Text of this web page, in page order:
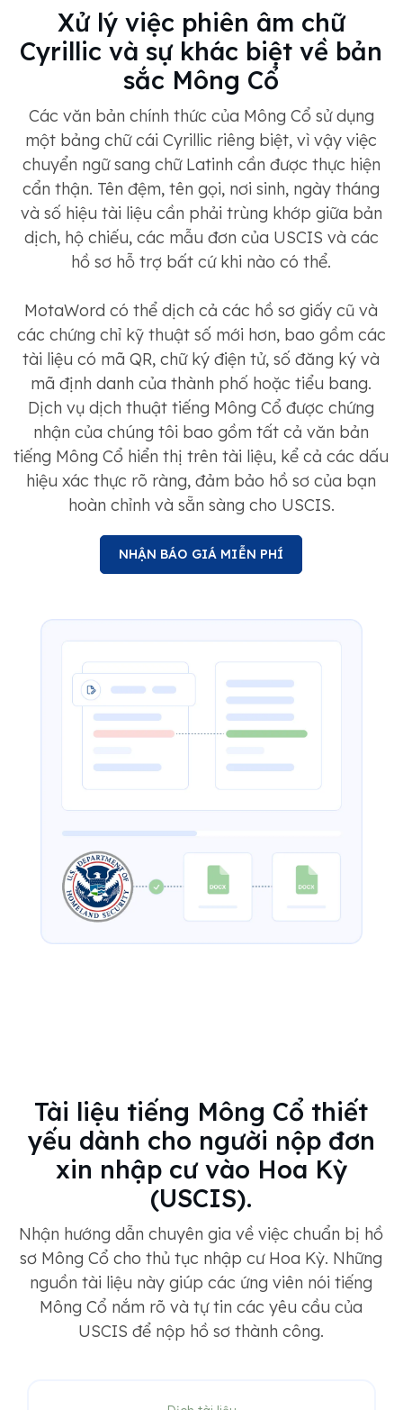
Xử lý việc phiên âm chữ
Cyrillic và sự khác biệt về bản
sắc Mông Cổ
Các văn bản chính thức của Mông Cổ sử dụng
một bảng chữ cái Cyrillic riêng biệt, vì vậy việc
chuyển ngữ sang chữ Latinh cần được thực hiện
cẩn thận. Tên đệm, tên gọi, nơi sinh, ngày tháng
và số hiệu tài liệu cần phải trùng khớp giữa bản
dịch, hộ chiếu, các mẫu đơn của USCIS và các
hồ sơ hỗ trợ bất cứ khi nào có thể.
MotaWord có thể dịch cả các hồ sơ giấy cũ và
các chứng chỉ kỹ thuật số mới hơn, bao gồm các
tài liệu có mã QR, chữ ký điện tử, số đăng ký và
mã định danh của thành phố hoặc tiểu bang.
Dịch vụ dịch thuật tiếng Mông Cổ được chứng
nhận của chúng tôi bao gồm tất cả văn bản
tiếng Mông Cổ hiển thị trên tài liệu, kể cả các dấu
hiệu xác thực rõ ràng, đảm bảo hồ sơ của bạn
hoàn chỉnh và sẵn sàng cho USCIS.
NHẬN BÁO GIÁ MIỄN PHÍ
Tài liệu tiếng Mông Cổ thiết
yếu dành cho người nộp đơn
xin nhập cư vào Hoa Kỳ
(USCIS).
Nhận hướng dẫn chuyên gia về việc chuẩn bị hồ
sơ Mông Cổ cho thủ tục nhập cư Hoa Kỳ. Những
nguồn tài liệu này giúp các ứng viên nói tiếng
Mông Cổ nắm rõ và tự tin các yêu cầu của
USCIS để nộp hồ sơ thành công.